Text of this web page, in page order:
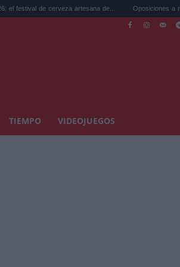
cerveza artesana de... Oposiciones a maestro 2026:
TIEMPO VIDEOJUEGOS